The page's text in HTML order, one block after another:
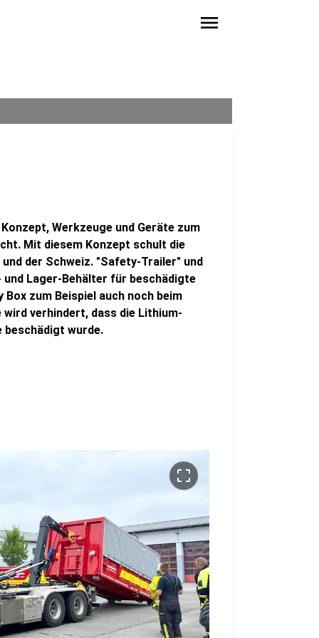
menu
Werkzeuge und Geräte zum
Mit diesem Konzept schult die
der Schweiz. "Safety-Trailer" und
Lager-Behälter für beschädigte
zum Beispiel auch noch beim
verhindert, dass die Lithium-
beschädigt wurde.
crop_free